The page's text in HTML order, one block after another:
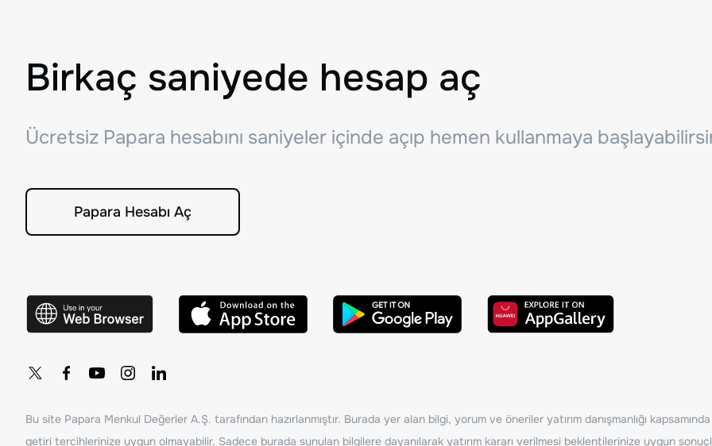
Birkaç saniyede hesap aç
Ücretsiz Papara hesabını saniyeler içinde açıp hemen kullanmaya
Papara Hesabı Aç
Bu site Papara Menkul Değerler A.Ş. tarafından hazırlanmıştır. Burada yer alan bilgi, yorum ve öneriler yatırım danışmanlığı
getiri tercihlerinize uygun olmayabilir. Sadece burada sunulan bilgilere dayanılarak yatırım kararı verilmesi beklentilerinize uygun